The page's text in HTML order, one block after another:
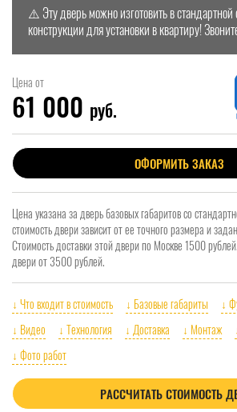
⚠️ Эту дверь можно изготовить в
конструкции для установки в квартиру!
Цена от
61 000 руб.
ОФОРМИТЬ ЗАКАЗ
Цена указана за дверь базовых габаритов со
стоимость двери зависит от ее точного размера и
Стоимость доставки этой двери по Москве 1500
двери от 3500 рублей.
↓ Что входит в стоимость ↓ Базовые габариты ↓
↓ Видео
↓ Технология ↓ Доставка ↓ Монтаж
↓ Фото работ
РАССЧИТАТЬ СТОИМОСТЬ